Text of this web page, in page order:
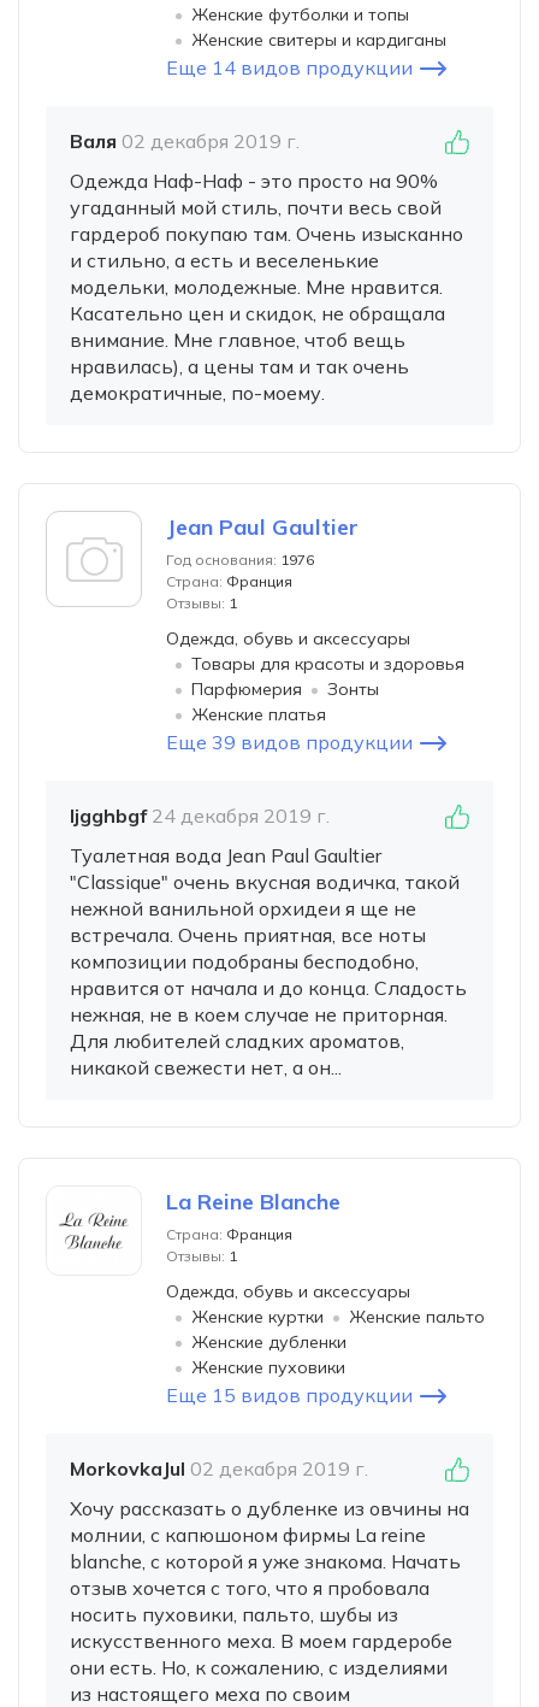
Женские футболки и топы
Женские свитеры и кардиганы
Еще 14 видов продукции
Валя 02 декабря 2019 г.
Одежда Наф-Наф - это просто на 90%
угаданный мой стиль, почти весь свой
гардероб покупаю там. Очень изысканно
и стильно, а есть и веселенькие
модельки, молодежные. Мне нравится.
Касательно цен и скидок, не обращала
внимание. Мне главное, чтоб вещь
нравилась), а цены там и так очень
демократичные, по-моему.
Jean Paul Gaultier
Год основания: 1976
Страна: Франция
Отзывы: 1
Одежда, обувь и аксессуары
Товары для красоты и здоровья
Парфюмерия
Зонты
Женские платья
Еще 39 видов продукции
ljgghbgf 24 декабря 2019 г.
Туалетная вода Jean Paul Gaultier
"Classique" очень вкусная водичка, такой
нежной ванильной орхидеи я ще не
встречала. Очень приятная, все ноты
композиции подобраны бесподобно,
нравится от начала и до конца. Сладость
нежная, не в коем случае не приторная.
Для любителей сладких ароматов,
никакой свежести нет, а он...
La Reine Blanche
Страна: Франция
Отзывы: 1
Одежда, обувь и аксессуары
Женские куртки
Женские пальто
Женские дубленки
Женские пуховики
Еще 15 видов продукции
MorkovkaJul 02 декабря 2019 г.
Хочу рассказать о дубленке из овчины на
молнии, с капюшоном фирмы La reine
blanche, с которой я уже знакома. Начать
отзыв хочется с того, что я пробовала
носить пуховики, пальто, шубы из
искусственного меха. В моем гардеробе
они есть. Но, к сожалению, с изделиями
из настоящего меха по своим